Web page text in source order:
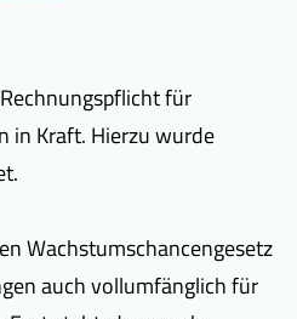
für
in Kraft. Hierzu wurde
Wachstumschancengesetz
auch vollumfänglich für